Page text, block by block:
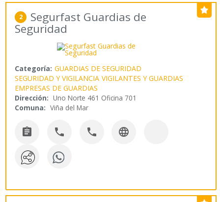
2 Segurfast Guardias de
Seguridad
Categoría: GUARDIAS DE SEGURIDAD
SEGURIDAD Y VIGILANCIA VIGILANTES Y GUARDIAS
EMPRESAS DE GUARDIAS
Dirección: Uno Norte 461 Oficina 701
Comuna: Viña del Mar
   